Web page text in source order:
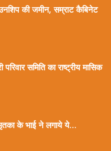
की जमीन, सम्राट कैबिनेट
परिवार समिति का राष्ट्रीय मासिक
मृतका के भाई ने लगाये ये...